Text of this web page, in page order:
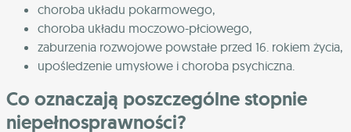
choroba układu pokarmowego,
choroba układu moczowo-płciowego,
zaburzenia rozwojowe powstałe przed 16. rokiem życia,
upośledzenie umysłowe i choroba psychiczna.
Co oznaczają poszczególne stopnie
niepełnosprawności?